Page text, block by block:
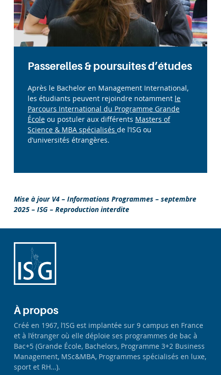
Passerelles & poursuites d’études
Après le Bachelor en Management International,
les étudiants peuvent rejoindre notamment le
Parcours International du Programme Grande
École ou postuler aux différents Masters of
Science & MBA spécialisés de l’ISG ou
d’universités étrangères.
Mise à jour V4 – Informations Programmes – septembre
2025 – ISG – Reproduction interdite
À propos
Créé en 1967, l’ISG est implantée sur 9 campus en France
et à l’étranger où elle déploie ses programmes de bac à
Bac+5 (Grande École, Bachelors, Programme 3+2 Business
Management, MSc&MBA, Programmes spécialisés en luxe,
sport et RH…).